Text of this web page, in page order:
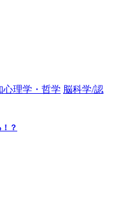
心理学・哲学 脳科学/認
？